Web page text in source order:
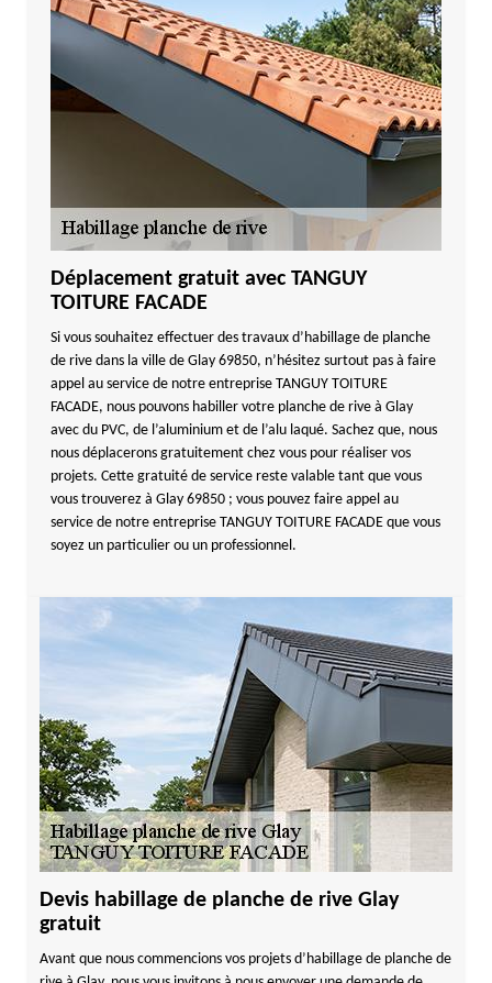
Déplacement gratuit avec TANGUY
TOITURE FACADE
Si vous souhaitez effectuer des travaux d’habillage de planche
de rive dans la ville de Glay 69850, n’hésitez surtout pas à faire
appel au service de notre entreprise TANGUY TOITURE
FACADE, nous pouvons habiller votre planche de rive à Glay
avec du PVC, de l’aluminium et de l’alu laqué. Sachez que, nous
nous déplacerons gratuitement chez vous pour réaliser vos
projets. Cette gratuité de service reste valable tant que vous
vous trouverez à Glay 69850 ; vous pouvez faire appel au
service de notre entreprise TANGUY TOITURE FACADE que vous
soyez un particulier ou un professionnel.
Devis habillage de planche de rive Glay
gratuit
Avant que nous commencions vos projets d’habillage de planche de